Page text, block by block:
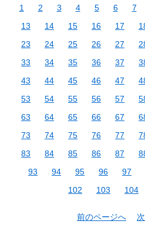
1 2 3 4 5 6 7
13
14 15 16 17
23
24 25 26 27
33
34 35 36 37
43
44 45 46 47
53
54 55 56 57
63
64 65 66 67
73
74 75 76 77
83
84 85 86 87
93
94 95 96 97
102
103 104
前のページへ